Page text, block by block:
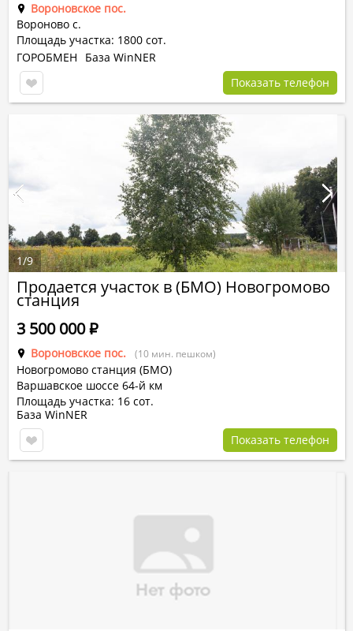
Вороновское пос.
Вороново с.
Площадь участка: 1800 сот.
ГОРОБМЕН
База WinNER
Показать телефон
Продается участок в (БМО) Новогромово
станция
Вороновское пос. (10 мин. пешком)
Новогромово станция (БМО)
Варшавское шоссе 64-й км
Площадь участка: 16 сот.
3 500 000Р
База WinNER
Показать телефон
1/9